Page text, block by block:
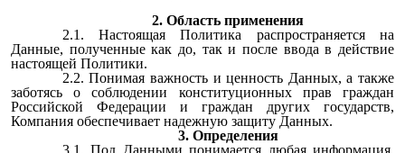
2. Область применения
2.1. Настоящая Политика распространяется на
Данные, полученные как до, так и после ввода в действие
настоящей Политики.
2.2. Понимая важность и ценность Данных, а также
заботясь о соблюдении конституционных прав граждан
Российской Федерации и граждан других государств,
Компания обеспечивает надежную защиту Данных.
3. Определения
3.1. Под Данными понимается любая информация,